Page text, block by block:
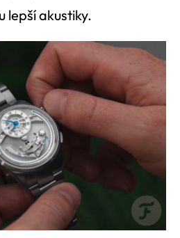
lepší akustiky.